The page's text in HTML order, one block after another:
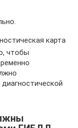
карта
чтобы